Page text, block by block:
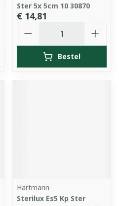
Ster 5x 5cm 10 30870
€ 14,81
Bestel
Hartmann
Sterilux Es5 Kp Ster